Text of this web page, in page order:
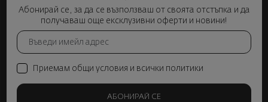
Абонирай се, за да се възползваш от своята отстъпка и да
получаваш още ексклузивни оферти и новини!
Приемам общи условия и всички политики
АБОНИРАЙ СЕ